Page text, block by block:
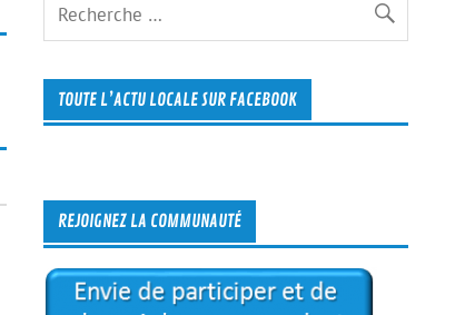
TOUTE L’ACTU LOCALE SUR FACEBOOK
REJOIGNEZ LA COMMUNAUTÉ